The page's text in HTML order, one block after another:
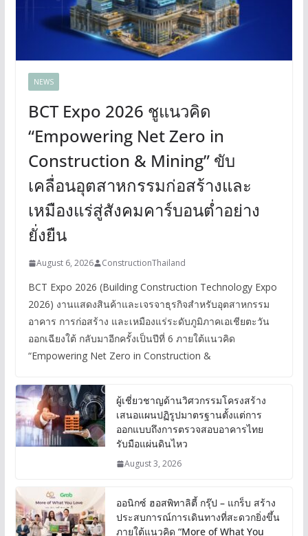
NEWS
BCT Expo 2026 ชูแนวคิด
“Empowering Net Zero in
Construction & Mining” ขับ
เคลื่อนอุตสาหกรรมก่อสร้างและ
เหมืองแร่สู่สังคมคาร์บอนต่ำอย่าง
ยั่งยืน
August 6, 2026 ConstructionThailand
BCT Expo 2026 (Building Construction Technology Expo
2026) งานแสดงสินค้าและเจรจาธุรกิจสำหรับอุตสาหกรรม
อาคาร การก่อสร้าง และเหมืองแร่ระดับภูมิภาคเอเชียตะวัน
ออกเฉียงใต้ กลับมาอีกครั้งเป็นปีที่ 6 ภายใต้แนวคิด
“Empowering Net Zero in Construction &
ผู้เชี่ยวชาญด้านวิศวกรรมโครงสร้าง
เสนอแผนปฏิรูปมาตรฐานตั้งแต่การ
ออกแบบถึงการตรวจสอบอาคารไทย
รับมือแผ่นดินไหว
August 3, 2026
ออนิกซ์ ฮอสพิทาลิตี้ กรุ๊ป – แกร็บ สร้าง
ประสบการณ์การเดินทางที่สะดวกยิ่งขึ้น
ภายใต้แนวคิด “More of What You